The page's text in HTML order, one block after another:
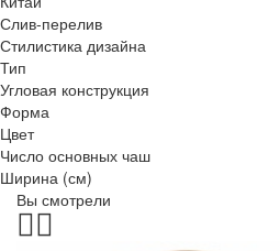
Слив-перелив
Стилистика дизайна
Тип
Угловая конструкция
Форма
Цвет
Число основных чаш
Ширина (см)
Вы смотрели